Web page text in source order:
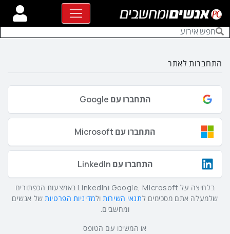
התחברות לאתר
התחברו עם Google
התחברו עם Microsoft
התחברו עם LinkedIn
בלחיצה על Google, Microsoft וLinkedIn באמצעות הכפתורים
שלמעלה אתם מסכימים לתנאי השירותולמדיניות הפרטיותשל אנשים
ומחשבים.
או המשיכו עם הטופס